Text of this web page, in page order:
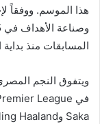
المسابقات منذ
ويتفوق النجم